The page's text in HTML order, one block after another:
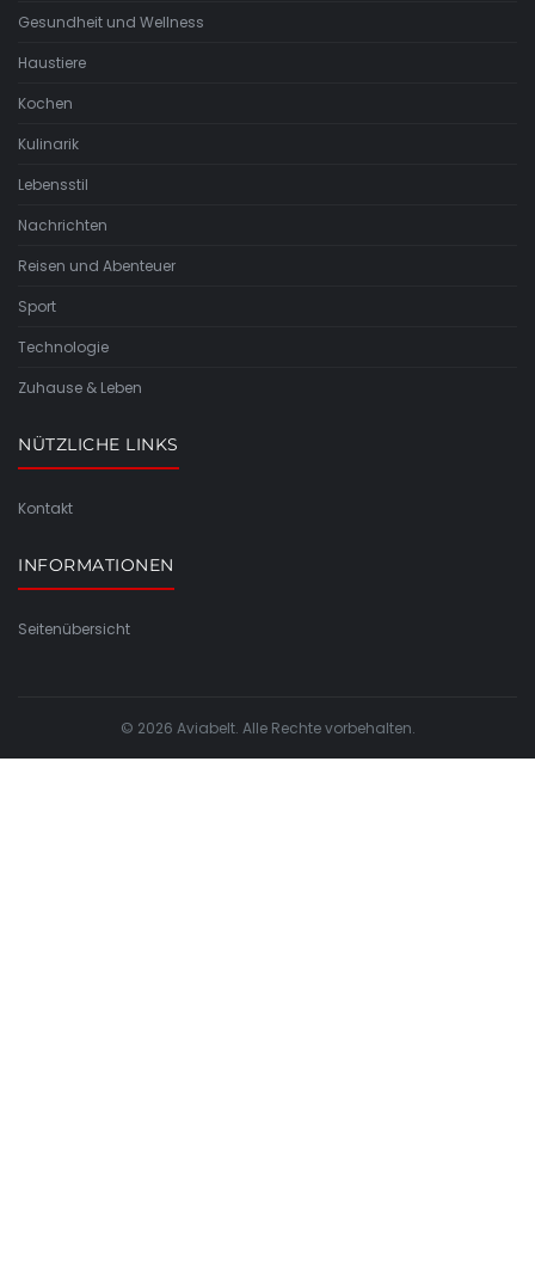
Gesundheit und Wellness
Haustiere
Kochen
Kulinarik
Lebensstil
Nachrichten
Reisen und Abenteuer
Sport
Technologie
Zuhause & Leben
NÜTZLICHE LINKS
Kontakt
INFORMATIONEN
Seitenübersicht
© 2026 Aviabelt. Alle Rechte vorbehalten.